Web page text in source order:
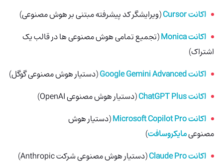
اکانت Cursor
(ویرایشگر کد پیشرفته مبتنی بر هوش مصنوعی)
اکانت Monica
(تجمیع تمامی هوش مصنوعی ها در قالب یک
اشتراک)
اکانت Google Gemini Advanced
(دستیار هوش مصنوعی گوگل)
اکانت ChatGPT Plus
(دستیار هوش مصنوعی OpenAI)
اکانت Microsoft Copilot Pro
(دستیار هوش
مصنوعیمایکروسافت)
اکانت Claude Pro
(دستیار هوش مصنوعی شرکت Anthropic)